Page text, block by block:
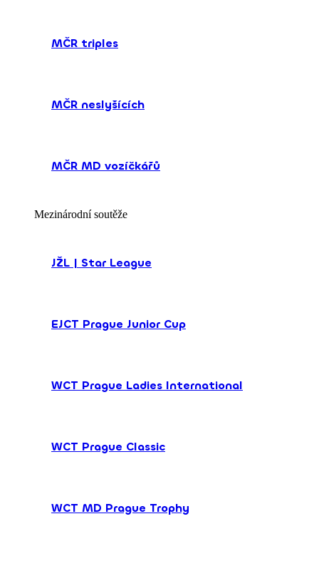
MČR triples
MČR neslyšících
MČR MD vozíčkářů
Mezinárodní soutěže
JŽL | Star League
EJCT Prague Junior Cup
WCT Prague Ladies International
WCT Prague Classic
WCT MD Prague Trophy